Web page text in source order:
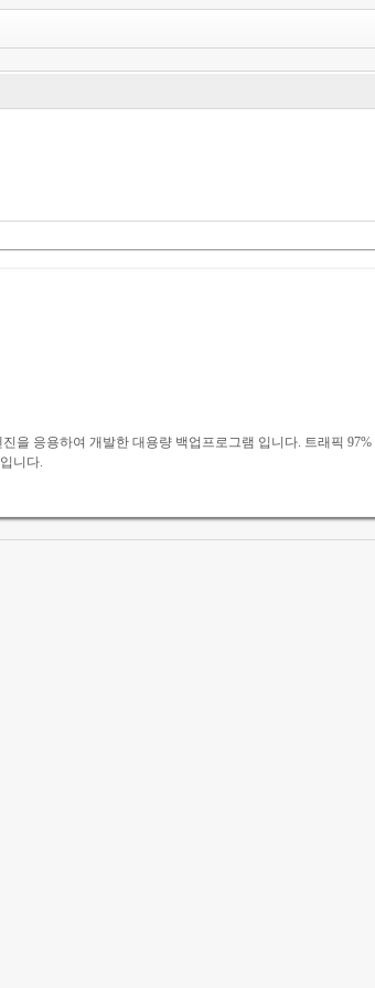
진을 응용하여 개발한 대용량 백업프로그램 입니다. 트래픽
니다.